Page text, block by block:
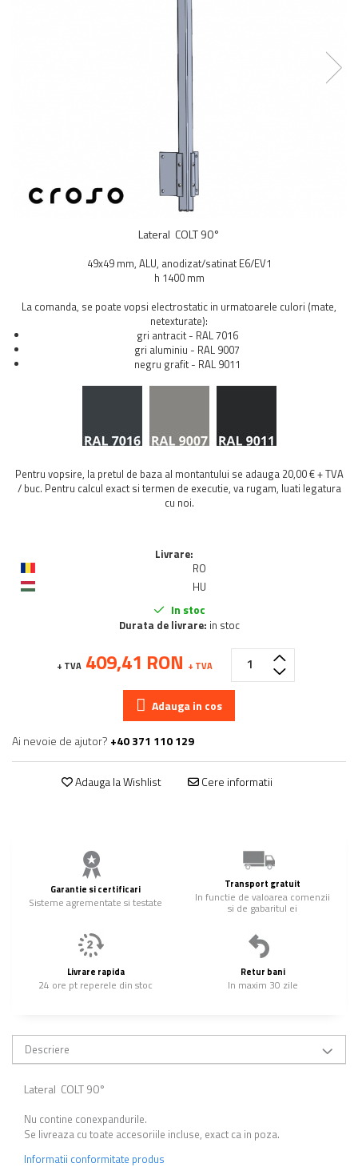
Montanti echipati balustrada inox
Stifturi - Placute suport pentru
Suport mana curenta balustrada inox
Suporturi traverse/garzi
Tevi si bare
Lateral COLT 90°
49x49 mm, ALU, anodizat/satinat E6/EV1
h 1400 mm
La comanda, se poate vopsi electrostatic in urmatoarele culori (mate,
netexturate):
gri antracit - RAL 7016
gri aluminiu - RAL 9007
negru grafit - RAL 9011
Pentru vopsire, la pretul de baza al montantului se adauga 20,00 € + TVA
/ buc. Pentru calcul exact si termen de executie, va rugam, luati legatura
cu noi.
Livrare:
RO
HU
In stoc
Durata de livrare: in stoc
+ TVA 409,41 RON + TVA
Adauga in cos
Ai nevoie de ajutor? +40 371 110 129
Adauga la Wishlist Cere informatii
Garantie si certificari
Sisteme agrementate si testate
Transport gratuit
In functie de valoarea comenzii
si de gabaritul ei
Livrare rapida
24 ore pt reperele din stoc
Retur bani
In maxim 30 zile
Descriere
Lateral COLT 90°
Nu contine conexpandurile.
Se livreaza cu toate accesoriile incluse, exact ca in poza.
Informatii conformitate produs